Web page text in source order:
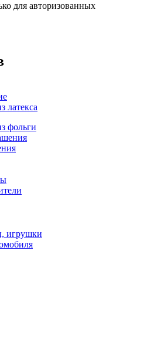
для авторизованных
латекса
фольги
игрушки